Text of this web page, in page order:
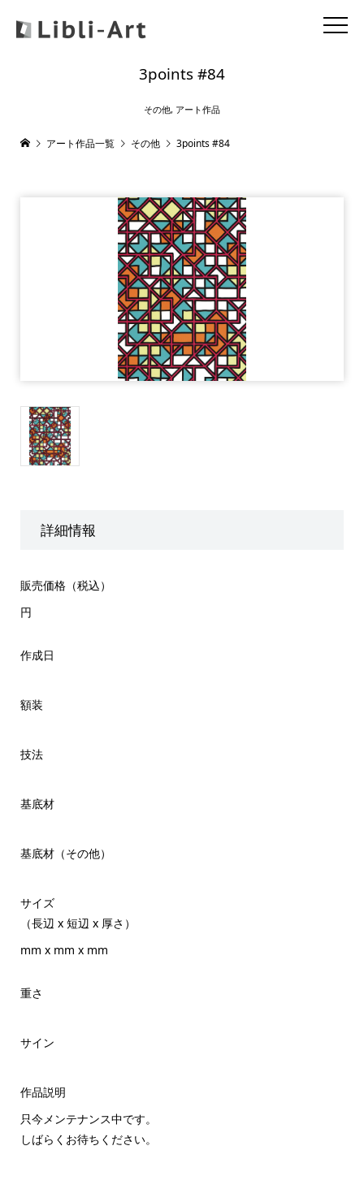
3points #84
その他, アート作品
アート作品一覧 その他 3points #84
詳細情報
販売価格（税込）
円
作成日
額装
技法
基底材
基底材（その他）
サイズ
（長辺 x 短辺 x 厚さ）
mm x mm x mm
重さ
サイン
作品説明
只今メンテナンス中です。
しばらくお待ちください。